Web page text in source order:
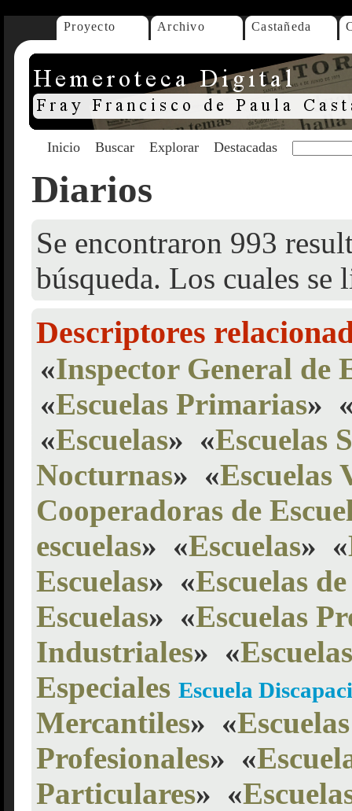
Proyecto Archivo Castañeda
Inicio Buscar Explorar Destacadas
Diarios
Se encontraron 993
búsqueda. Los cuales se
Descriptores
«Inspector General de
«Escuelas Primarias»
«Escuelas» «Escuelas
Nocturnas» «Escuelas
Cooperadoras de
escuelas» «Escuelas» «
Escuelas» «Escuelas
Escuelas» «Escuelas
Industriales» «
Especiales Escuela
Mercantiles» «
Profesionales» «
Particulares» «